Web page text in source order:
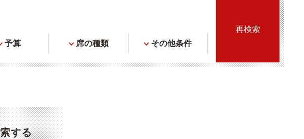
予算 席の種類 その他条件
する